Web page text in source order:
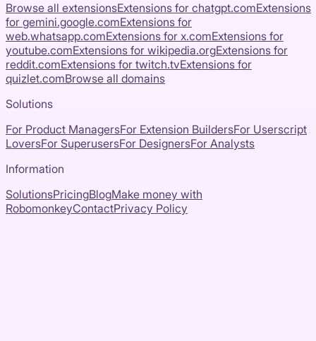
Browse all extensionsExtensions for chatgpt.comExtensions
for gemini.google.comExtensions for
web.whatsapp.comExtensions for x.comExtensions for
youtube.comExtensions for wikipedia.orgExtensions for
reddit.comExtensions for twitch.tvExtensions for
quizlet.comBrowse all domains
Solutions
For Product ManagersFor Extension BuildersFor Userscript
LoversFor SuperusersFor DesignersFor Analysts
Information
SolutionsPricingBlogMake money with
RobomonkeyContactPrivacy Policy